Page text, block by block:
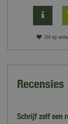
Zet op
Recensies
Schrijf zelf een